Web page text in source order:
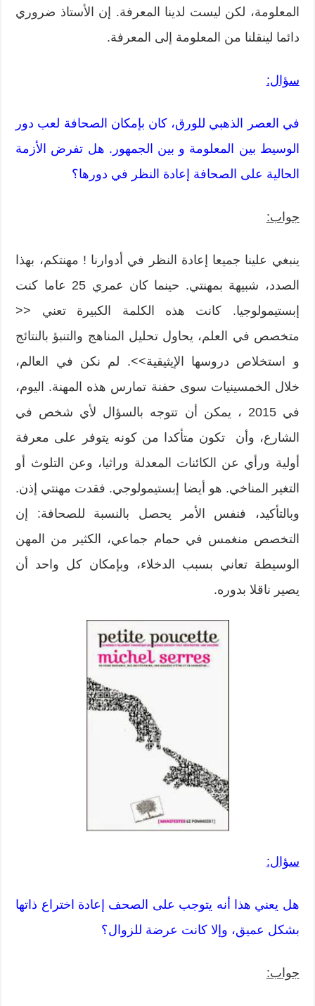
المعلومة، لكن ليست لدينا المعرفة. إن الأستاذ ضروري
دائما لينقلنا من المعلومة إلى المعرفة.
سؤال:
في العصر الذهبي للورق، كان بإمكان الصحافة لعب دور
الوسيط بين المعلومة و بين الجمهور. هل تفرض الأزمة
الحالية على الصحافة إعادة النظر في دورها؟
جواب:
ينبغي علينا جميعا إعادة النظر في أدوارنا ! مهنتكم، بهذا
الصدد، شبيهة بمهنتي. حينما كان عمري 25 عاما كنت
إبستيمولوجيا. كانت هذه الكلمة الكبيرة تعني <<
متخصص في العلم، يحاول تحليل المناهج والتنبؤ بالنتائج
و استخلاص دروسها الإيثيقية>>. لم نكن في العالم،
خلال الخمسينيات سوى حفنة تمارس هذه المهنة. اليوم،
في 2015 ، يمكن أن تتوجه بالسؤال لأي شخص في
الشارع، وأن تكون متأكدا من كونه يتوفر على معرفة
أولية ورأي عن الكائنات المعدلة وراثيا، وعن التلوث أو
التغير المناخي. هو أيضا إبستيمولوجي. فقدت مهنتي إذن.
وبالتأكيد، فنفس الأمر يحصل بالنسبة للصحافة: إن
التخصص منغمس في حمام جماعي، الكثير من المهن
الوسيطة تعاني بسبب الدخلاء، وبإمكان كل واحد أن
يصير ناقلا بدوره.
سؤال:
هل يعني هذا أنه يتوجب على الصحف إعادة اختراع ذاتها
بشكل عميق، وإلا كانت عرضة للزوال؟
جواب: